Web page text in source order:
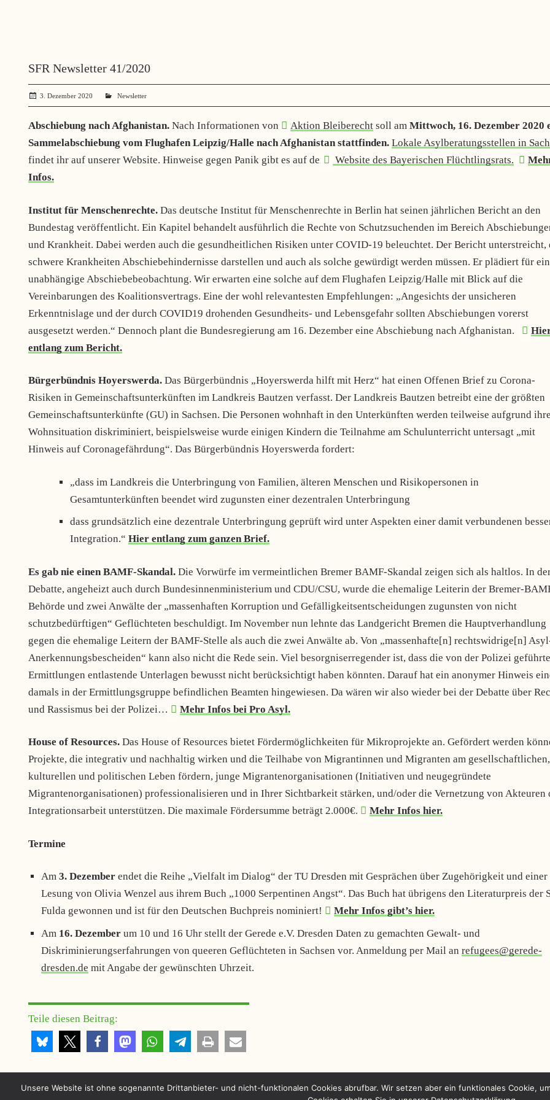
SFR Newsletter 41/2020
3. Dezember 2020 administrator
Newsletter
Abschiebung nach Afghanistan. Nach Informationen von Aktion Bleiberecht soll amMittwoch, 16. Dezember 2020
Sammelabschiebung vom Flughafen Leipzig/Halle nach Afghanistan stattfinden. Lokale Asylberatungsstellen in
findet ihr auf unserer Website. Hinweise gegen Panik gibt es auf der
Website des Bayerischen Flüchtlingsrats.
Infos.
Institut für Menschenrechte. Das deutsche Institut für Menschenrechte in Berlin hat seinen jährlichen Bericht an den
Bundestag veröffentlicht. Ein Kapitel behandelt ausführlich die Rechte von Schutzsuchenden im Bereich
und Krankheit. Dabei werden auch die gesundheitlichen Risiken unter COVID-19 beleuchtet. Der Bericht unterstreicht,
schwere Krankheiten Abschiebehindernisse darstellen und auch als solche gewürdigt werden müssen. Er plädiert für
unabhängige Abschiebebeobachtung. Wir erwarten eine solche auf dem Flughafen Leipzig/Halle mit Blick auf die
Vereinbarungen des Koalitionsvertrags. Eine der wohl relevantesten Empfehlungen: „Angesichts der unsicheren
Erkenntnislage und der durch COVID­19 drohenden Gesundheits­- und Lebensgefahr sollten Abschiebungen vorerst
ausgesetzt werden.“ Dennoch plant die Bundesregierung am 16. Dezember eine Abschiebung nach Afghanistan.
entlang zum Bericht.
Bürgerbündnis Hoyerswerda. Das Bürgerbündnis „Hoyerswerda hilft mit Herz“ hat einen Offenen Brief zu Corona-
Risiken in Gemeinschaftsunterkünften im Landkreis Bautzen verfasst. Der Landkreis Bautzen betreibt eine der größten
Gemeinschaftsunterkünfte (GU) in Sachsen. Die Personen wohnhaft in den Unterkünften werden teilweise aufgrund
Wohnsituation diskriminiert, beispielsweise wurde einigen Kindern die Teilnahme am Schulunterricht untersagt „mit
Hinweis auf Coronagefährdung“. Das Bürgerbündnis Hoyerswerda fordert:
„dass im Landkreis die Unterbringung von Familien, älteren Menschen und Risikopersonen in
Gesamtunterkünften beendet wird zugunsten einer dezentralen Unterbringung
dass grundsätzlich eine dezentrale Unterbringung geprüft wird unter Aspekten einer damit verbundenen
Integration.“ Hier entlang zum ganzen Brief.
Es gab nie einen BAMF-Skandal. Die Vorwürfe im vermeintlichen Bremer BAMF-Skandal zeigen sich als haltlos. In
Debatte, angeheizt auch durch Bundesinnenministerium und CDU/CSU, wurde die ehemalige Leiterin der Bremer-
Behörde und zwei Anwälte der „massenhaften Korruption und Gefälligkeitsentscheidungen zugunsten von nicht
schutzbedürftigen“ Geflüchteten beschuldigt. Im November nun lehnte das Landgericht Bremen die Hauptverhandlung
gegen die ehemalige Leitern der BAMF-Stelle als auch die zwei Anwälte ab. Von „massenhafte[n] rechtswidrige[n]
Anerkennungsbescheiden“ kann also nicht die Rede sein. Viel besorgniserregender ist, dass die von der Polizei
Ermittlungen entlastende Unterlagen bewusst nicht berücksichtigt haben könnten. Darauf hat ein anonymer Hinweis
damals in der Ermittlungsgruppe befindlichen Beamten hingewiesen. Da wären wir also wieder bei der Debatte über
und Rassismus bei der Polizei…
Mehr Infos bei Pro Asyl.
House of Resources. Das House of Resources bietet Fördermöglichkeiten für Mikroprojekte an. Gefördert werden
Projekte, die integrativ und nachhaltig wirken und die Teilhabe von Migrantinnen und Migranten am gesellschaftlichen,
kulturellen und politischen Leben fördern, junge Migrantenorganisationen (Initiativen und neugegründete
Migrantenorganisationen) professionalisieren und in Ihrer Sichtbarkeit stärken, und/oder die Vernetzung von Akteuren
Integrationsarbeit unterstützen. Die maximale Fördersumme beträgt 2.000€.
Mehr Infos hier.
Termine
Am3. Dezemberendet die Reihe „Vielfalt im Dialog“ der TU Dresden mit Gesprächen über Zugehörigkeit und einer
Lesung von Olivia Wenzel aus ihrem Buch „1000 Serpentinen Angst“. Das Buch hat übrigens den Literaturpreis der
Fulda gewonnen und ist für den Deutschen Buchpreis nominiert!
Mehr Infos gibt’s hier.
Am 16. Dezember um 10 und 16 Uhr stellt der Gerede e.V. Dresden Daten zu gemachten Gewalt- und
Diskriminierungserfahrungen von queeren Geflüchteten in Sachsen vor. Anmeldung per Mail anrefugees@gerede-
dresden.de mit Angabe der gewünschten Uhrzeit.
Teile diesen Beitrag:
Unsere Website ist ohne sogenannte Drittanbieter- und nicht-funktionalen Cookies abrufbar. Wir setzen aber ein funktionales Cookie,